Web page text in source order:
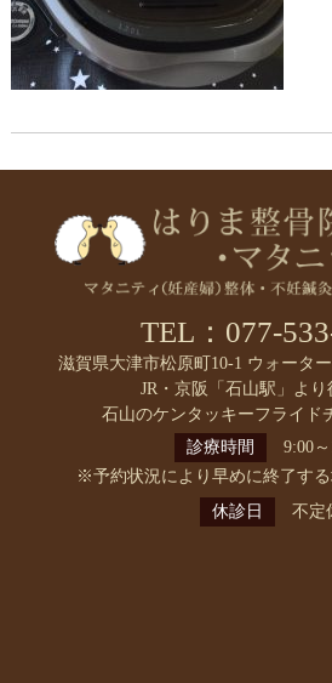
TEL：077-
滋賀県大津市松原町10-1 ウォーター
JR・京阪「石山駅」より
石山のケンタッキーフライド
診療時間
9:00
※予約状況により早めに終了す
休診日
不定